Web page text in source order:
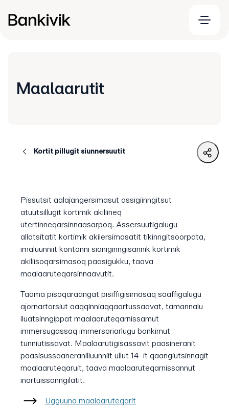
Maalaarutit
Kortit pillugit siunnersuutit
Pissutsit aalajangersimasut assigiinngitsut
atuutsillugit kortimik akiliineq
utertinneqarsinnaasarpoq. Assersuutigalugu
allatsitatit kortimik akilersimasatit tikinngitsoorpata,
imaluunniit kontonni sianiginngisannik kortimik
akiliisoqarsimasoq paasigukku, taava
maalaaruteqarsinnaavutit.
Taama pisoqaraangat pisiffigisimasaq saaffigalugu
ajornartorsiut aaqqinniaqqaartussaavat, tamannalu
iluatsinngippat maalaaruteqarnissamut
immersugassaq immersoriarlugu bankimut
tunniutissavat. Maalaarutigisassavit paasineranit
paasisussaaneranilluunniit ullut 14-it qaangiutsinnagit
maalaaruteqaruit, taava maalaaruteqarnissannut
inortuissanngilatit.
Ugguuna maalaaruteqarit